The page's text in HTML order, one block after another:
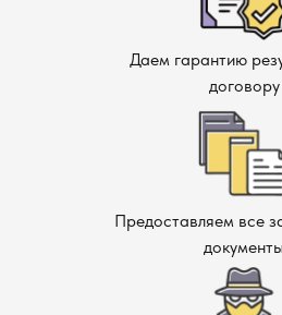
Даем гарантию
договору
Предоставляем все
документы